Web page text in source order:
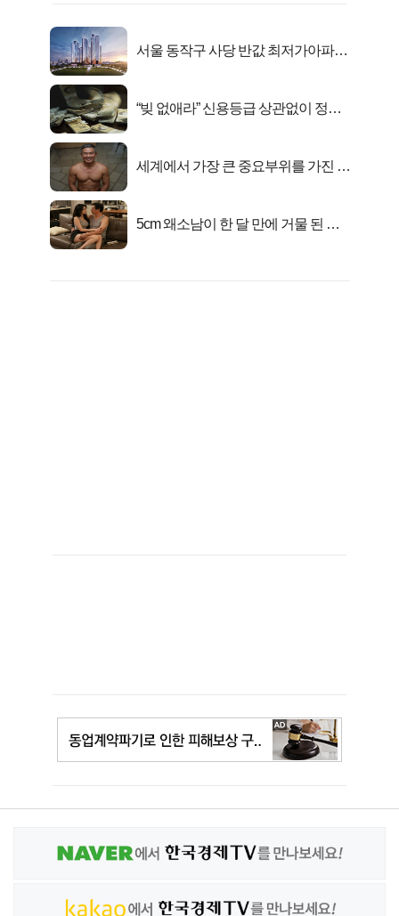
서울 동작구 사당 반값 최저가아파트
“빚 없애라” 신용등급 상관없이 정부
세계에서 가장 큰 중요부위를 가진 남
5cm 왜소남이 한 달 만에 거물 된 사